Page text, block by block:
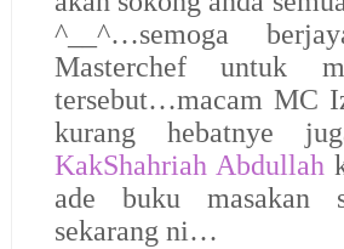
^__^…semoga
Masterchef untuk
tersebut…macam MC
kurang hebatnye
KakShahriah Abdullah
ade buku masakan
sekarang ni…